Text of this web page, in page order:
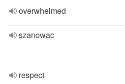
overwhelmed
szanowac
respect